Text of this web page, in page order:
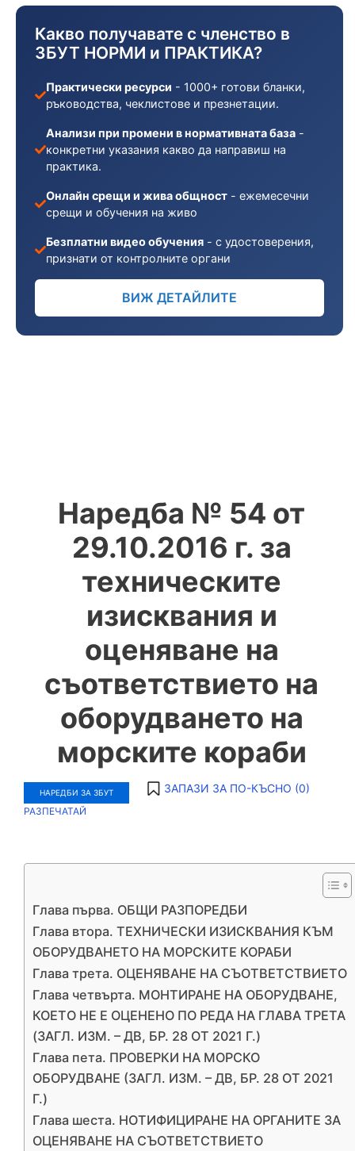
Наредба № 54 от
29.10.2016 г. за
техническите
изисквания и
оценяване на
съответствието на
оборудването на
морските кораби
НАРЕДБИ ЗА ЗБУТ ЗАПАЗИ ЗА ПО-КЪСНО (0)
РАЗПЕЧАТАЙ
Глава първа. ОБЩИ РАЗПОРЕДБИ
Глава втора. ТЕХНИЧЕСКИ ИЗИСКВАНИЯ КЪМ
ОБОРУДВАНЕТО НА МОРСКИТЕ КОРАБИ
Глава трета. ОЦЕНЯВАНЕ НА СЪОТВЕТСТВИЕТО
Глава четвърта. МОНТИРАНЕ НА ОБОРУДВАНЕ,
КОЕТО НЕ Е ОЦЕНЕНО ПО РЕДА НА ГЛАВА ТРЕТА
(ЗАГЛ. ИЗМ. – ДВ, БР. 28 ОТ 2021 Г.)
Глава пета. ПРОВЕРКИ НА МОРСКО
ОБОРУДВАНЕ (ЗАГЛ. ИЗМ. – ДВ, БР. 28 ОТ 2021
Г.)
Глава шеста. НОТИФИЦИРАНЕ НА ОРГАНИТЕ ЗА
ОЦЕНЯВАНЕ НА СЪОТВЕТСТВИЕТО
Какво получавате с членство в
ЗБУТ НОРМИ и ПРАКТИКА?
Практически ресурси - 1000+ готови бланки,
ръководства, чеклистове и презнетации.
Анализи при промени в нормативната база -
конкретни указания какво да направиш на
практика.
Онлайн срещи и жива общност - ежемесечни
срещи и обучения на живо
Безплатни видео обучения - с удостоверения,
признати от контролните органи
ВИЖ ДЕТАЙЛИТЕ